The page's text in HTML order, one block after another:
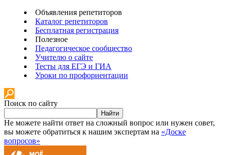
Объявления репетиторов
Каталог репетиторов
Бесплатная регистрация
Полезное
Педагогическое сообщество
Учителю о сайте
Тесты для ЕГЭ и ГИА
Уроки по профориентации
Поиск по сайту
Найти
Не можете найти ответ на сложный вопрос или нужен совет,
вы можете обратиться к нашим экспертам на «Доске
вопросов»